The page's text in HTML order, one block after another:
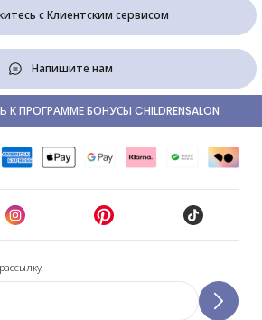
с Клиентским сервисом
Напишите нам
ПРОГРАММЕ БОНУСЫ CHILDRENSALON